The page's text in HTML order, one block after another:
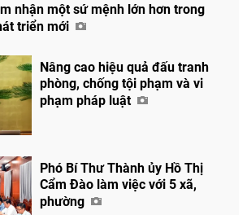
Facebook
nhận một sứ mệnh lớn hơn trong
triển mới
Nâng cao hiệu quả đấu tranh
phòng, chống tội phạm và vi
phạm pháp luật
Phó Bí Thư Thành ủy Hồ Thị
Cẩm Đào làm việc với 5 xã,
phường